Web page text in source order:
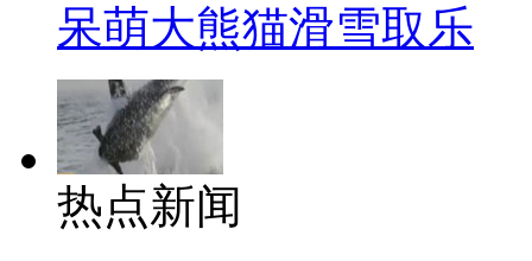
呆萌大熊猫滑雪取乐
热点新闻